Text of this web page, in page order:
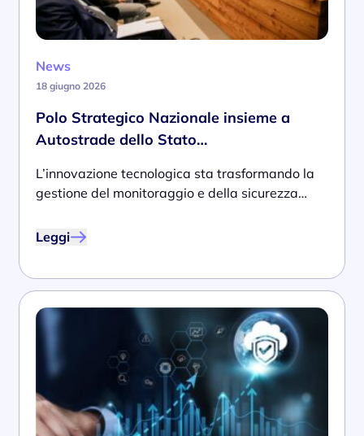
News
18 giugno 2026
Polo Strategico Nazionale insieme a
Autostrade dello Stato…
L’innovazione tecnologica sta trasformando la
gestione del monitoraggio e della sicurezza…
Leggi